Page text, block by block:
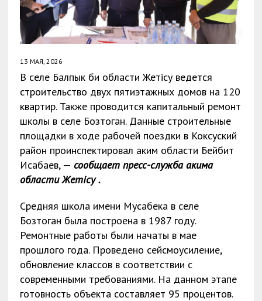
13 МАЯ, 2026
В селе Балпык би области Жетісу ведется
строительство двух пятиэтажных домов на 120
квартир. Также проводится капитальный ремонт
школы в селе Бозтоган. Данные строительные
площадки в ходе рабочей поездки в Коксуский
район проинспектировал аким области Бейбит
Исабаев, — сообщает пресс-служба акима
области Жетісу .
Средняя школа имени Мусабека в селе
Бозтоган была построена в 1987 году.
Ремонтные работы были начаты в мае
прошлого года. Проведено сейсмоусиление,
обновление классов в соответствии с
современными требованиями. На данном этапе
готовность объекта составляет 95 процентов.